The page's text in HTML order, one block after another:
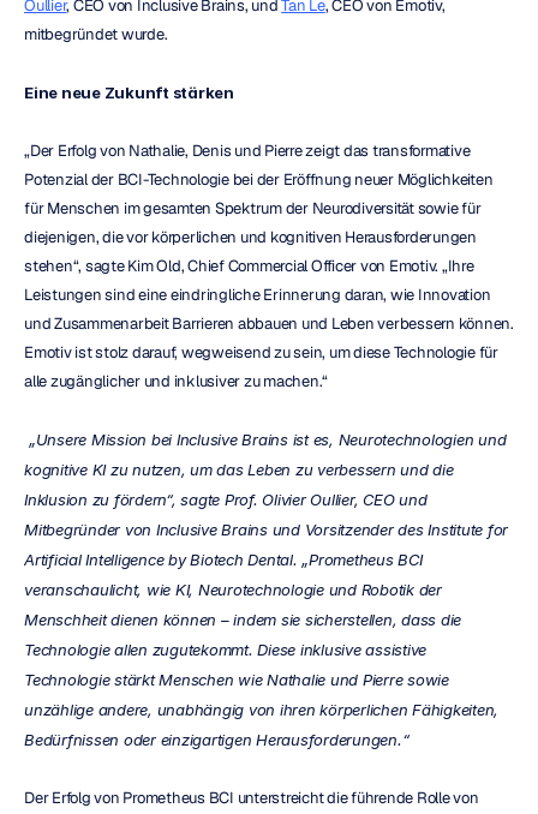
Oullier, CEO von Inclusive Brains, und Tan Le, CEO von Emotiv,
mitbegründet wurde.
Eine neue Zukunft stärken
„Der Erfolg von Nathalie, Denis und Pierre zeigt das transformative
Potenzial der BCI-Technologie bei der Eröffnung neuer Möglichkeiten
für Menschen im gesamten Spektrum der Neurodiversität sowie für
diejenigen, die vor körperlichen und kognitiven Herausforderungen
stehen“, sagte Kim Old, Chief Commercial Officer von Emotiv. „Ihre
Leistungen sind eine eindringliche Erinnerung daran, wie Innovation
und Zusammenarbeit Barrieren abbauen und Leben verbessern können.
Emotiv ist stolz darauf, wegweisend zu sein, um diese Technologie für
alle zugänglicher und inklusiver zu machen.“
„Unsere Mission bei Inclusive Brains ist es, Neurotechnologien und
kognitive KI zu nutzen, um das Leben zu verbessern und die
Inklusion zu fördern“, sagte Prof. Olivier Oullier, CEO und
Mitbegründer von Inclusive Brains und Vorsitzender des Institute for
Artificial Intelligence by Biotech Dental. „Prometheus BCI
veranschaulicht, wie KI, Neurotechnologie und Robotik der
Menschheit dienen können – indem sie sicherstellen, dass die
Technologie allen zugutekommt. Diese inklusive assistive
Technologie stärkt Menschen wie Nathalie und Pierre sowie
unzählige andere, unabhängig von ihren körperlichen Fähigkeiten,
Bedürfnissen oder einzigartigen Herausforderungen.“
Der Erfolg von Prometheus BCI unterstreicht die führende Rolle von